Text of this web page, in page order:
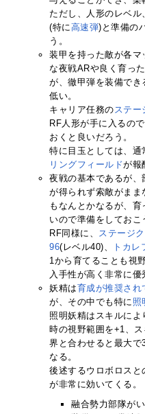
ただし、人形のレベ
(特に高速弾)と準備の
う。
装甲を持った敵が各マ
な夜戦ARや良く育っ
が、徹甲弾を装備で
低い。
キャリア任務のステー
RF人形が手に入るの
おくと良いだろう。
特に目玉としては、
リングフィールドが報
夜戦の基本であるが、
が得られず索敵がま
もなんとかなるが、
いので準備をしておこ
RF同様に、 ステージ
96(レベル40)、 トカレ
1から育てることも視
入手性が高く非常に優
妖精は育成が推奨され
が、その中でも特に 照
照明妖精はスキルに
時の視野範囲を+1、
界と合わせると最大
なる。
後述するウロボロス
が非常に効いてくる。
融合勢力部隊が